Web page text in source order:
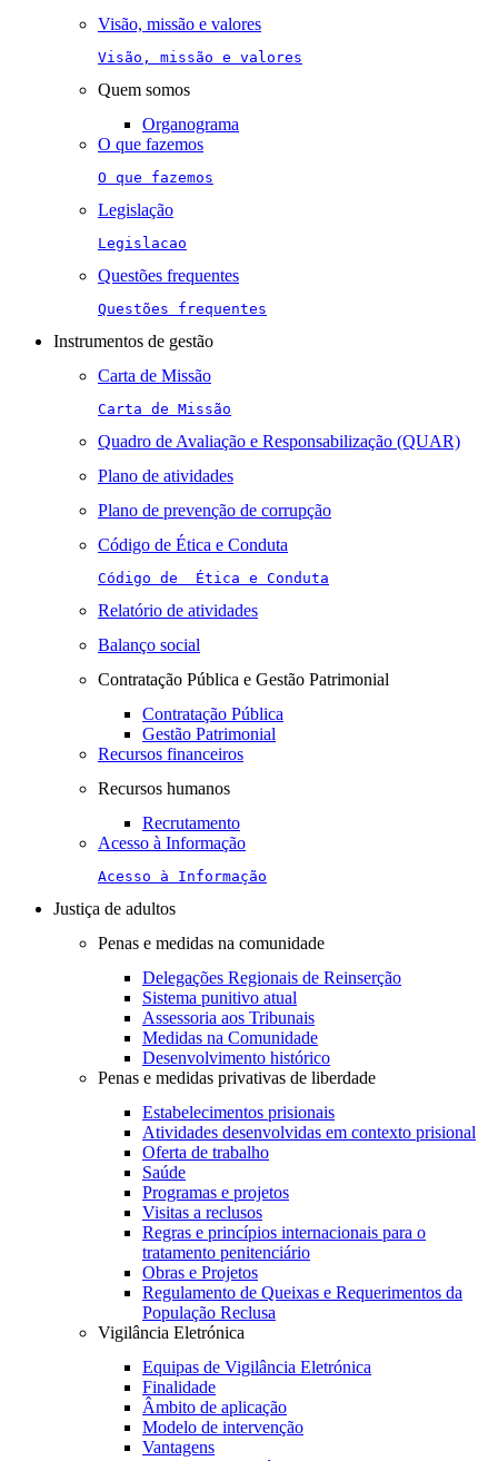
Visão, missão e valores
Visão, missão e valores
Quem somos
Organograma
O que fazemos
O que fazemos
Legislação
Legislacao
Questões frequentes
Questões frequentes
Instrumentos de gestão
Carta de Missão
Carta de Missão
Quadro de Avaliação e Responsabilização (QUAR)
Plano de atividades
Plano de prevenção de corrupção
Código de Ética e Conduta
Código de  Ética e Conduta
Relatório de atividades
Balanço social
Contratação Pública e Gestão Patrimonial
Contratação Pública
Gestão Patrimonial
Recursos financeiros
Recursos humanos
Recrutamento
Acesso à Informação
Acesso à Informação
Justiça de adultos
Penas e medidas na comunidade
Delegações Regionais de Reinserção
Sistema punitivo atual
Assessoria aos Tribunais
Medidas na Comunidade
Desenvolvimento histórico
Penas e medidas privativas de liberdade
Estabelecimentos prisionais
Atividades desenvolvidas em contexto prisional
Oferta de trabalho
Saúde
Programas e projetos
Visitas a reclusos
Regras e princípios internacionais para o
tratamento penitenciário
Obras e Projetos
Regulamento de Queixas e Requerimentos da
População Reclusa
Vigilância Eletrónica
Equipas de Vigilância Eletrónica
Finalidade
Âmbito de aplicação
Modelo de intervenção
Vantagens